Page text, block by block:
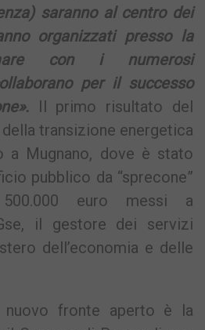
saranno al centro dei
organizzati presso la
con i numerosi
per il successo
Il primo risultato del
transizione energetica
Mugnano, dove è stato
pubblico da “sprecone”
euro messi a
il gestore dei servizi
dell’economia e delle
fronte aperto è la